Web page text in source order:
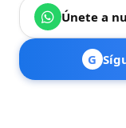
Únete a
G